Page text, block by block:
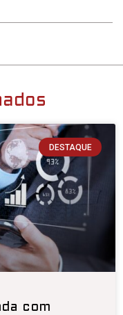
DESTAQUE
com